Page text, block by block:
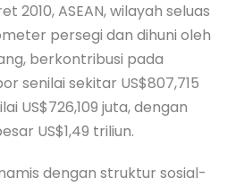
2010, ASEAN, wilayah seluas
persegi dan dihuni oleh
berkontribusi pada
senilai sekitar US$807,715
US$726,109 juta, dengan
US$1,49 triliun.
dengan struktur sosial-